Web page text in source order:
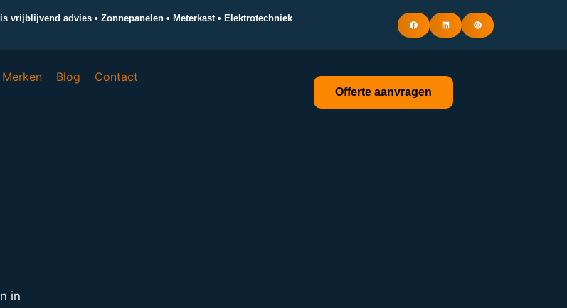
vrijblijvend advies • Zonnepanelen • Meterkast • Elektrotechniek
Merken Blog Contact
Offerte aanvragen
in